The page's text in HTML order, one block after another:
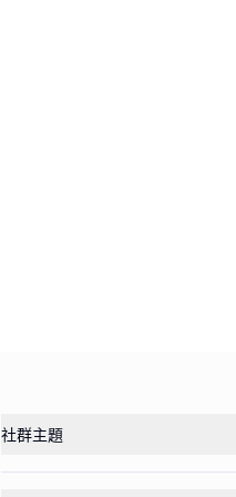
社群主題